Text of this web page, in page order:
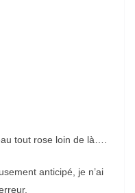
tout rose loin de là….
anticipé, je n’ai